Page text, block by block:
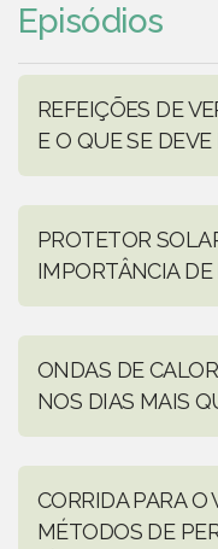
Episódios
REFEIÇÕES DE
E O QUE SE DEVE
PROTETOR
IMPORTÂNCIA DE
ONDAS DE
NOS DIAS MAIS
CORRIDA PARA O
MÉTODOS DE